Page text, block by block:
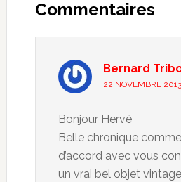
Commentaires
Bernard
22 NOVEMBRE
Bonjour Hervé
Belle chronique comme
d’accord avec vous
un vrai bel objet